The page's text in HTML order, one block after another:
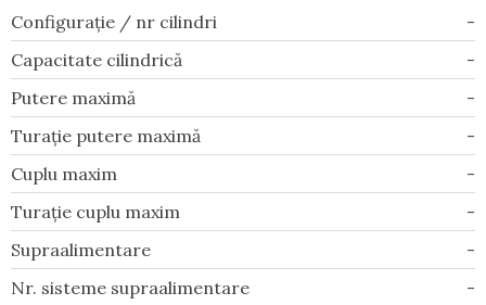
Configurație / nr cilindri
-
Capacitate cilindrică
-
Putere maximă
-
Turație putere maximă
-
Cuplu maxim
-
Turație cuplu maxim
-
Supraalimentare
-
Nr. sisteme supraalimentare
-